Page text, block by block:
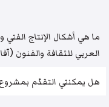
ما هي أشكال الإنتاج
العربي للثقافة والفنون
هل يمكنني التقدّم